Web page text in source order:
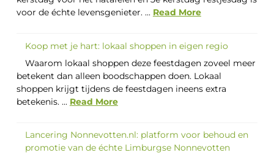
voor de échte levensgenieter. ... Read More
Koop met je hart: lokaal shoppen in eigen regio
Waarom lokaal shoppen deze feestdagen zoveel meer
betekent dan alleen boodschappen doen. Lokaal
shoppen krijgt tijdens de feestdagen ineens extra
betekenis. ... Read More
Lancering Nonnevotten.nl: platform voor behoud en
promotie van de échte Limburgse Nonnevotten